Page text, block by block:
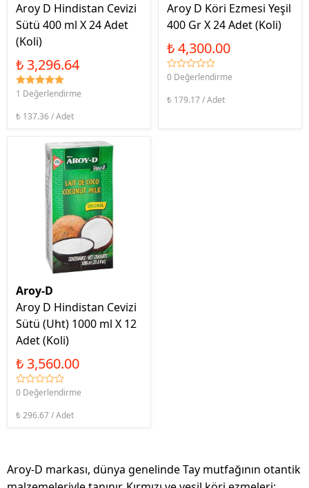
Aroy D Hindistan Cevizi
Sütü 400 ml X 24 Adet
(Koli)
₺ 3,296.64
1 Değerlendirme
₺ 137.36 / Adet
Aroy D Köri Ezmesi Yeşil
400 Gr X 24 Adet (Koli)
₺ 4,300.00
0 Değerlendirme
₺ 179.17 / Adet
Aroy-D
Aroy D Hindistan Cevizi
Sütü (Uht) 1000 ml X 12
Adet (Koli)
₺ 3,560.00
0 Değerlendirme
₺ 296.67 / Adet
Aroy-D markası, dünya genelinde Tay mutfağının otantik